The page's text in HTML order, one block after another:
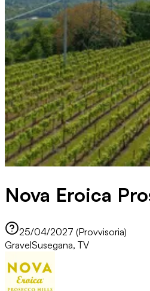
Nova Eroica
25/04/2027 (Provvisoria)
GravelSusegana, TV